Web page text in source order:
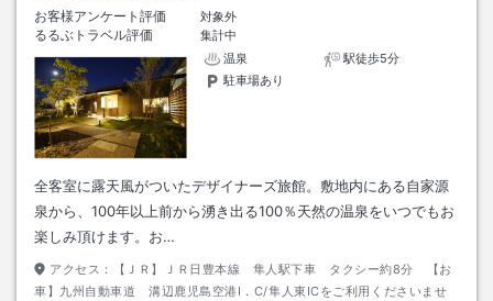
お客様アンケート評価
対象外
るるぶトラベル評価
集計中
温泉
駅徒歩5分
駐車場あり
全客室に露天風がついたデザイナーズ旅館。敷地内にある自家源
泉から、100年以上前から湧き出る100％天然の温泉をいつでもお
楽しみ頂けます。お…
アクセス：
【ＪＲ】ＪＲ日豊本線 隼人駅下車 タクシー約8分 【お
車】九州自動車道 溝辺鹿児島空港I．C/隼人東ICをご利用くださいませ